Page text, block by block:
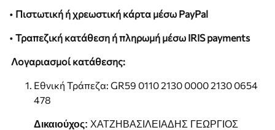
• Πιστωτική ή χρεωστική κάρτα μέσω PayPal
• Τραπεζική κατάθεση ή πληρωμή μέσω IRIS payments
Λογαριασμοί κατάθεσης:
Εθνική Τράπεζα: GR59 0110 2130 0000 2130 0654
478
Δικαιούχος: ΧΑΤΖΗΒΑΣΙΛΕΙΑΔΗΣ ΓΕΩΡΓΙΟΣ